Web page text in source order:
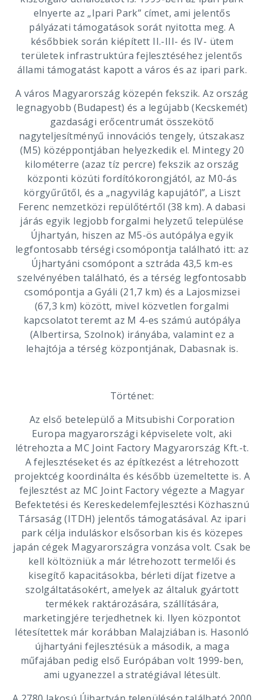
elnyerte az „Ipari Park” címet, ami jelentős
pályázati támogatások sorát nyitotta meg. A
későbbiek során kiépített II.-III- és IV- ütem
területek infrastruktúra fejlesztéséhez jelentős
állami támogatást kapott a város és az ipari park.
A város Magyarország közepén fekszik. Az ország
legnagyobb (Budapest) és a legújabb (Kecskemét)
gazdasági erőcentrumát összekötő
nagyteljesítményű innovációs tengely, útszakasz
(M5) középpontjában helyezkedik el. Mintegy 20
kilométerre (azaz tíz percre) fekszik az ország
központi közúti fordítókorongjától, az M0-ás
körgyűrűtől, és a „nagyvilág kapujától”, a Liszt
Ferenc nemzetközi repülőtértől (38 km). A dabasi
járás egyik legjobb forgalmi helyzetű települése
Újhartyán, hiszen az M5-ös autópálya egyik
legfontosabb térségi csomópontja található itt: az
Újhartyáni csomópont a sztráda 43,5 km-es
szelvényében található, és a térség legfontosabb
csomópontja a Gyáli (21,7 km) és a Lajosmizsei
(67,3 km) között, mivel közvetlen forgalmi
kapcsolatot teremt az M 4-es számú autópálya
(Albertirsa, Szolnok) irányába, valamint ez a
lehajtója a térség központjának, Dabasnak is.
Történet:
Az első betelepülő a Mitsubishi Corporation
Europa magyarországi képviselete volt, aki
létrehozta a MC Joint Factory Magyarország Kft.-t.
A fejlesztéseket és az építkezést a létrehozott
projektcég koordinálta és később üzemeltette is. A
fejlesztést az MC Joint Factory végezte a Magyar
Befektetési és Kereskedelemfejlesztési Közhasznú
Társaság (ITDH) jelentős támogatásával. Az ipari
park célja induláskor elsősorban kis és közepes
japán cégek Magyarországra vonzása volt. Csak be
kell költözniük a már létrehozott termelői és
kisegítő kapacitásokba, bérleti díjat fizetve a
szolgáltatásokért, amelyek az általuk gyártott
termékek raktározására, szállítására,
marketingjére terjedhetnek ki. Ilyen központot
létesítettek már korábban Malajziában is. Hasonló
újhartyáni fejlesztésük a második, a maga
műfajában pedig első Európában volt 1999-ben,
ami ugyanezzel a stratégiával létesült.